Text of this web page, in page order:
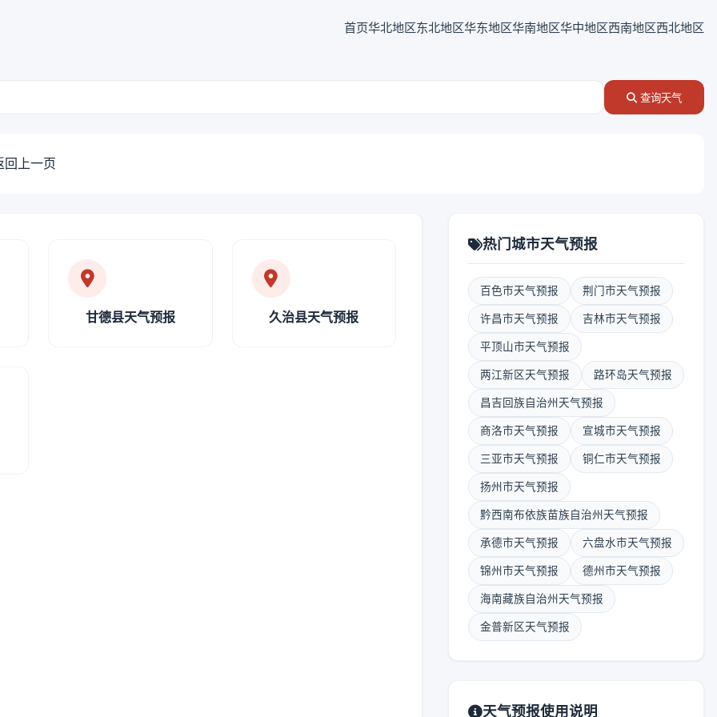
首页华北地区东北地区华东地区华南地区华中地区西南地区西北地区
查询天气
上一页
甘德县天气预报 久治县天气预报
热门城市天气预报
百色市天气预报 荆门市天气预报
许昌市天气预报 吉林市天气预报
平顶山市天气预报
两江新区天气预报 路环岛天气预报
昌吉回族自治州天气预报
商洛市天气预报 宣城市天气预报
三亚市天气预报 铜仁市天气预报
扬州市天气预报
黔西南布依族苗族自治州天气预报
承德市天气预报 六盘水市天气预报
锦州市天气预报 德州市天气预报
海南藏族自治州天气预报
金普新区天气预报
天气预报使用说明